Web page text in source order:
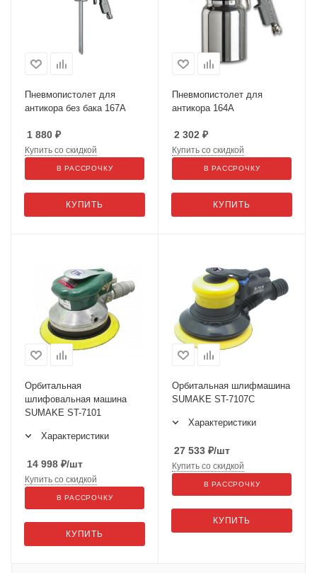
Пневмопистолет для
антикора без бака 167А
1 880 ₽
КУПИТЬ
Купить со скидкой
В РАССРОЧКУ
Пневмопистолет для
антикора 164А
2 302 ₽
КУПИТЬ
Купить со скидкой
В РАССРОЧКУ
Орбитальная
шлифовальная машина
SUMAKE ST-7101
Характеристики
14 998 ₽/шт
КУПИТЬ
Купить со скидкой
В РАССРОЧКУ
Орбитальная шлифмашина
SUMAKE ST-7107C
Характеристики
27 533 ₽/шт
КУПИТЬ
Купить со скидкой
В РАССРОЧКУ